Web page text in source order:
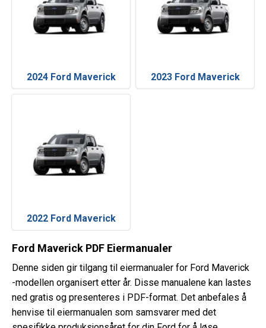
2024 Ford Maverick 2023 Ford Maverick
2022 Ford Maverick
Ford Maverick PDF Eiermanualer
Denne siden gir tilgang til eiermanualer for Ford Maverick
-modellen organisert etter år. Disse manualene kan lastes
ned gratis og presenteres i PDF-format. Det anbefales å
henvise til eiermanualen som samsvarer med det